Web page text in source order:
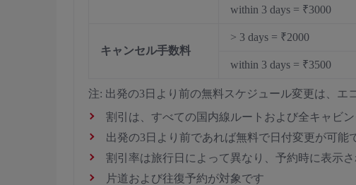
within 3 days = ₹3000
キャンセル手数料
> 3 days = ₹2000
within 3 days = ₹3500
注: 出発の3日より前の無料スケジュール変更は、エ
割引は、すべての国内線ルートおよび全キャビ
出発の3日より前であれば無料で日付変更が可能
割引率は旅行日によって異なり、予約時に表示
片道および往復予約が対象です